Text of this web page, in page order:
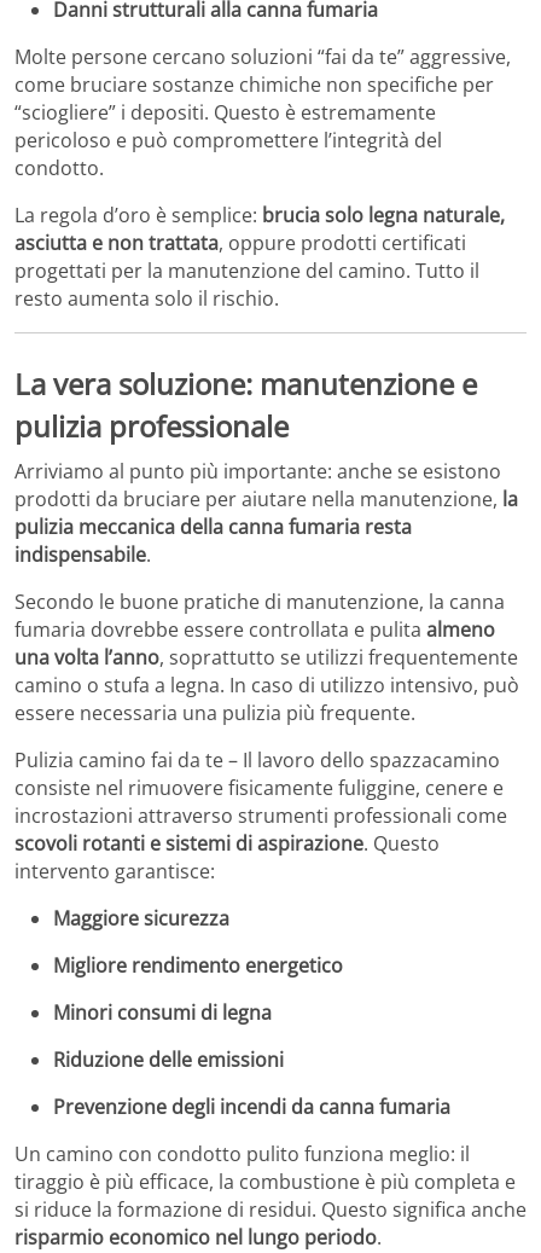
Danni strutturali alla canna fumaria
Molte persone cercano soluzioni “fai da te” aggressive,
come bruciare sostanze chimiche non specifiche per
“sciogliere” i depositi. Questo è estremamente
pericoloso e può compromettere l’integrità del
condotto.
La regola d’oro è semplice: brucia solo legna naturale,
asciutta e non trattata, oppure prodotti certificati
progettati per la manutenzione del camino. Tutto il
resto aumenta solo il rischio.
La vera soluzione: manutenzione e
pulizia professionale
Arriviamo al punto più importante: anche se esistono
prodotti da bruciare per aiutare nella manutenzione, la
pulizia meccanica della canna fumaria resta
indispensabile.
Secondo le buone pratiche di manutenzione, la canna
fumaria dovrebbe essere controllata e pulita almeno
una volta l’anno, soprattutto se utilizzi frequentemente
camino o stufa a legna. In caso di utilizzo intensivo, può
essere necessaria una pulizia più frequente.
Pulizia camino fai da te – Il lavoro dello spazzacamino
consiste nel rimuovere fisicamente fuliggine, cenere e
incrostazioni attraverso strumenti professionali come
scovoli rotanti e sistemi di aspirazione. Questo
intervento garantisce:
Maggiore sicurezza
Migliore rendimento energetico
Minori consumi di legna
Riduzione delle emissioni
Prevenzione degli incendi da canna fumaria
Un camino con condotto pulito funziona meglio: il
tiraggio è più efficace, la combustione è più completa e
si riduce la formazione di residui. Questo significa anche
risparmio economico nel lungo periodo.